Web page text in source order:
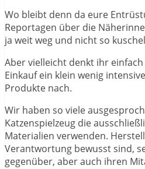
Wo bleibt denn da eure
Reportagen über die
ja weit weg und nicht so
Aber vielleicht denkt ihr
Einkauf ein klein wenig
Produkte nach.
Wir haben so viele
Katzenspielzeug die
Materialien verwenden.
Verantwortung bewusst sind,
gegenüber, aber auch ihren